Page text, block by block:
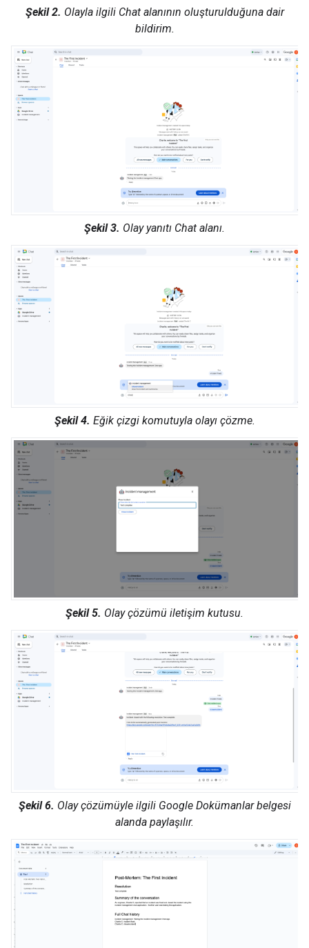
Şekil 2. Olayla ilgili Chat alanının oluşturulduğuna dair
bildirim.
Şekil 3. Olay yanıtı Chat alanı.
Şekil 4. Eğik çizgi komutuyla olayı çözme.
Şekil 5. Olay çözümü iletişim kutusu.
Şekil 6. Olay çözümüyle ilgili Google Dokümanlar belgesi
alanda paylaşılır.